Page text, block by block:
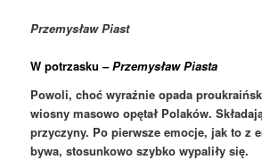
Przemysław Piast
W potrzasku –Przemysław Piasta
Powoli, choć wyraźnie opada
wiosny masowo opętał Polaków.
przyczyny. Po pierwsze emocje, jak to z
bywa, stosunkowo szybko wypaliły się.